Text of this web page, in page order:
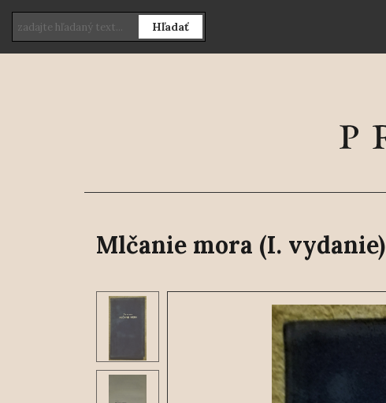
Hľadať
Mlčanie mora (I. vydanie)